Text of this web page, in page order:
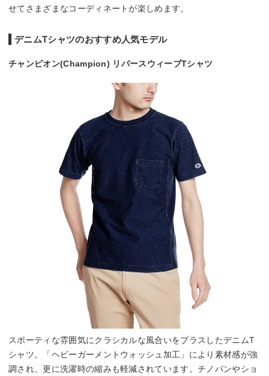
せてさまざまなコーディネートが楽しめます。
デニムTシャツのおすすめ人気モデル
チャンピオン(Champion) リバースウィーブTシャツ
スポーティな雰囲気にクラシカルな風合いをプラスしたデニムT
シャツ。「ヘビーガーメントウォッシュ加工」により素材感が強
調され、更に洗濯時の縮みも軽減されています。チノパンやショ